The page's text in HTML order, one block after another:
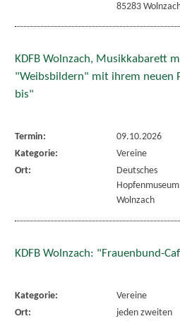
85283
KDFB Wolnzach, Musikkabarett
"Weibsbildern" mit ihrem neuen
bis"
Termin:
09.10.2026
Kategorie:
Vereine
Ort:
Deutsches
Hopfenmuseum
Wolnzach
KDFB Wolnzach: "Frauenbund-
Kategorie:
Vereine
Ort:
jeden zweiten